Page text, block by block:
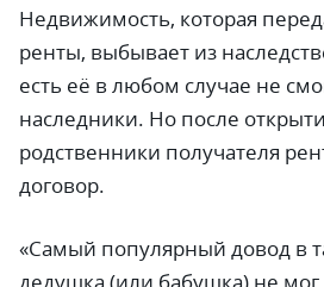
Недвижимость, которая
ренты, выбывает из
есть её в любом случае не
наследники. Но после
родственники получателя
договор.
«Самый популярный довод в